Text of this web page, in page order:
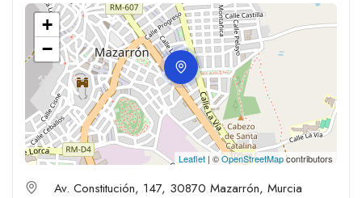
+
−
Leaflet | ©OpenStreetMapcontributors
Av. Constitución, 147, 30870 Mazarrón, Murcia